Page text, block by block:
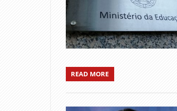
READ MORE